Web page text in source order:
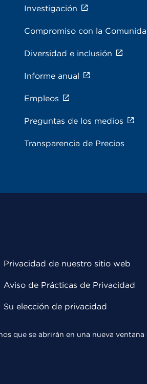
Investigación
Compromiso con la
Diversidad e inclusión
Informe anual
Empleos
Preguntas de los medios
Transparencia de Precios
Privacidad de nuestro sitio web
Aviso de Prácticas de Privacidad
Su elección de privacidad
que se abrirán en una nueva ventana